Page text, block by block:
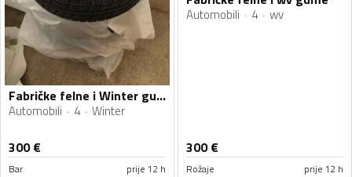
Fabričke felne i Winter gume
Automobili 4 Winter
300€
Bar prije 12 h
Automobili 4 wv
300€
Rožaje prije 12 h